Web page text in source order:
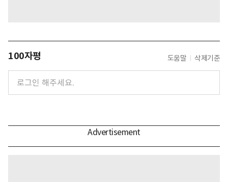
100자평 도움말 삭제기준